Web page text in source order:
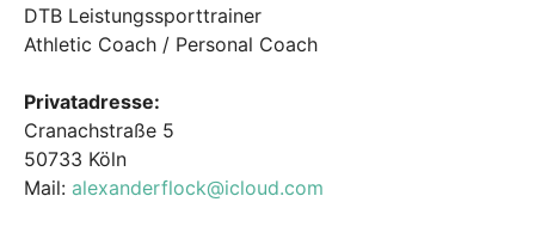
DTB Leistungssporttrainer
Athletic Coach / Personal Coach
Privatadresse:
Cranachstraße 5
50733 Köln
Mail: alexanderflock@icloud.com